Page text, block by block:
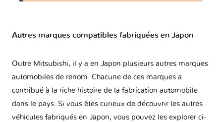
Autres marques compatibles fabriquées en Japon
Outre Mitsubishi, il y a en Japon plusieurs autres marques
automobiles de renom. Chacune de ces marques a
contribué à la riche histoire de la fabrication automobile
dans le pays. Si vous êtes curieux de découvrir les autres
véhicules fabriqués en Japon, vous pouvez les explorer ci-